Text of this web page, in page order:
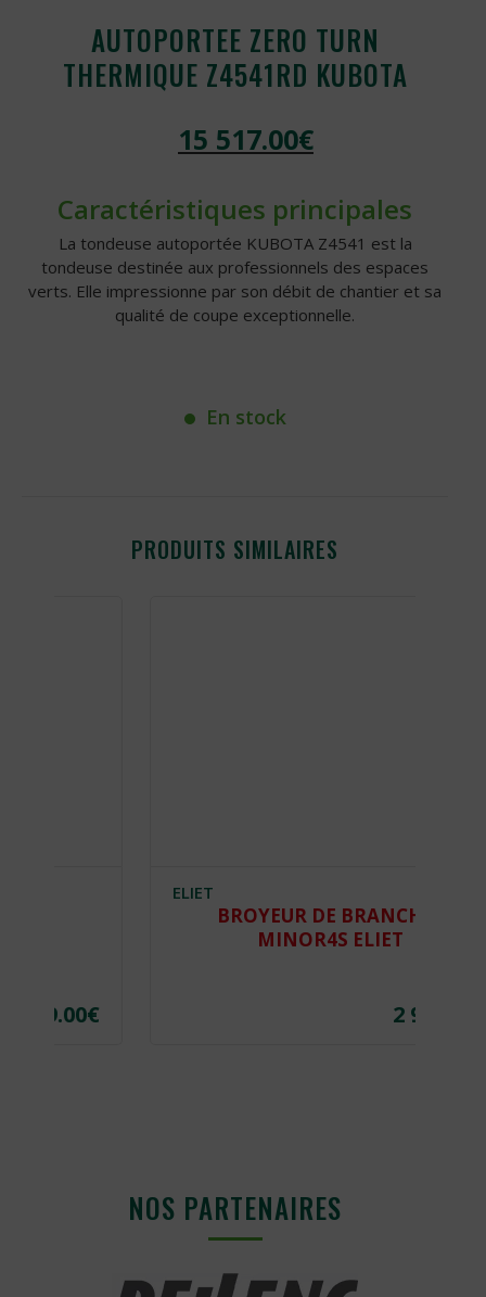
AUTOPORTEE ZERO TURN
THERMIQUE Z4541RD KUBOTA
15 517.00€
Caractéristiques principales
La tondeuse autoportée KUBOTA Z4541 est la
tondeuse destinée aux professionnels des espaces
verts. Elle impressionne par son débit de chantier et sa
qualité de coupe exceptionnelle.
En stock
PRODUITS SIMILAIRES
BROYEUR DE BRANCHES
MINOR4S ELIET
€
NOS PARTENAIRES